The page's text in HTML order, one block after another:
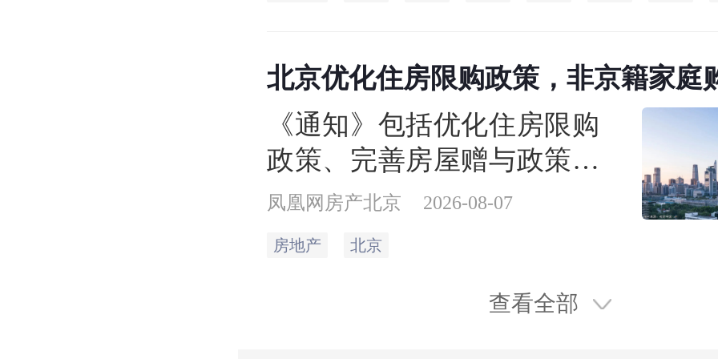
北京优化住房限购政策，非京籍家庭
保个税缴纳年限下调为一年
《通知》包括优化住房限购
政策、完善房屋赠与政策、
加大住房公积金支持力度3个
方面7项政策措施。
凤凰网房产北京 2026-08-07
房地产 北京
查看全部